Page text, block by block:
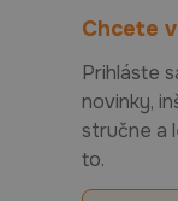
Chcete
Prihláste
novinky,
stručne a
to.